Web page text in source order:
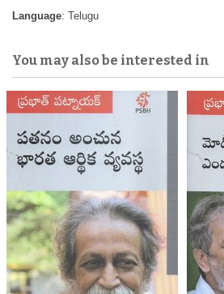
Language: Telugu
You may also be interested in